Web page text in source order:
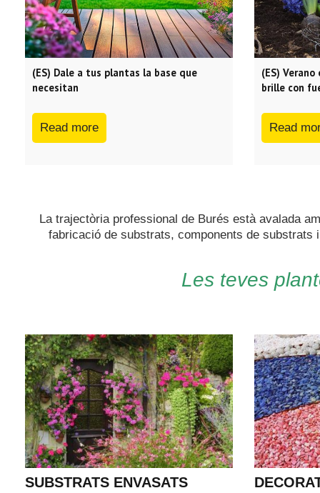
(ES) Dale a tus plantas la base que
necesitan
Read more
(ES)
brille con
Read
La trajectòria professional de Burés està avalada
fabricació de substrats, components de
Les teves
SUBSTRATS ENVASATS